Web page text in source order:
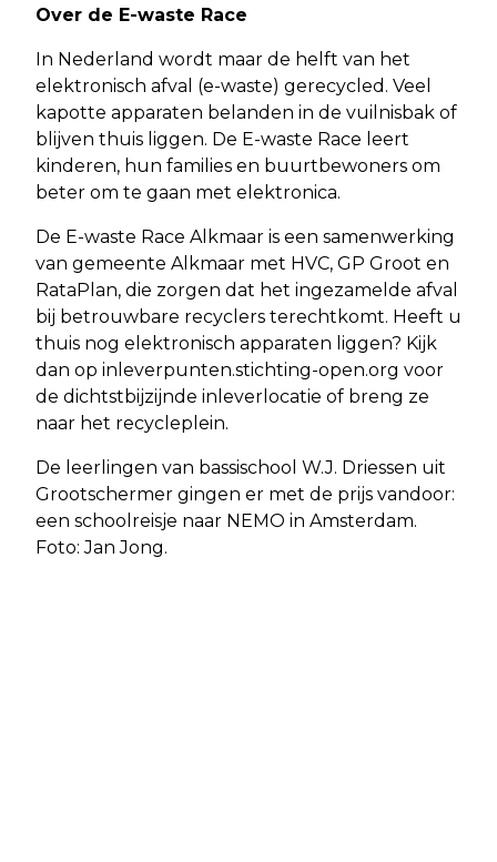
Over de E-waste Race
In Nederland wordt maar de helft van het
elektronisch afval (e-waste) gerecycled. Veel
kapotte apparaten belanden in de vuilnisbak of
blijven thuis liggen. De E-waste Race leert
kinderen, hun families en buurtbewoners om
beter om te gaan met elektronica.
De E-waste Race Alkmaar is een samenwerking
van gemeente Alkmaar met HVC, GP Groot en
RataPlan, die zorgen dat het ingezamelde afval
bij betrouwbare recyclers terechtkomt. Heeft u
thuis nog elektronisch apparaten liggen? Kijk
dan op inleverpunten.stichting-open.org voor
de dichtstbijzijnde inleverlocatie of breng ze
naar het recycleplein.
De leerlingen van bassischool W.J. Driessen uit
Grootschermer gingen er met de prijs vandoor:
een schoolreisje naar NEMO in Amsterdam.
Foto: Jan Jong.